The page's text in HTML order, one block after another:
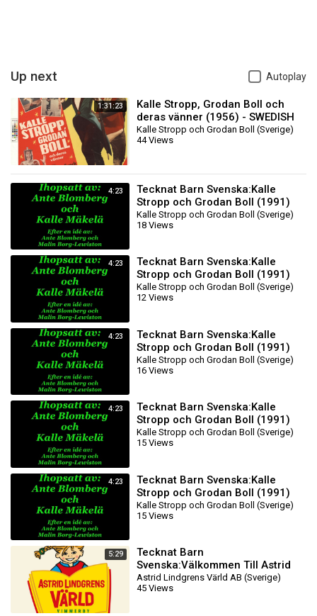
Up next Autoplay
1:31:23
Kalle Stropp, Grodan Boll och
deras vänner (1956) - SWEDISH
Kalle Stropp och Grodan Boll (Sverige)
44 Views
4:23
Tecknat Barn Svenska:Kalle
Stropp och Grodan Boll (1991)
DVDRIPPEN (Svenska)
Knattefilmen (4K)
Kalle Stropp och Grodan Boll (Sverige)
18 Views
4:23
Tecknat Barn Svenska:Kalle
Stropp och Grodan Boll (1991)
DVDRIPPEN (Svenska)
Knattefilmen (4D)
Kalle Stropp och Grodan Boll (Sverige)
12 Views
4:23
Tecknat Barn Svenska:Kalle
Stropp och Grodan Boll (1991)
DVDRIPPEN (Svenska)
Knattefilmen (3D)
Kalle Stropp och Grodan Boll (Sverige)
16 Views
4:23
Tecknat Barn Svenska:Kalle
Stropp och Grodan Boll (1991)
DVDRIPPEN (Svenska)
Knattefilmen (HD)
Kalle Stropp och Grodan Boll (Sverige)
15 Views
4:23
Tecknat Barn Svenska:Kalle
Stropp och Grodan Boll (1991)
DVDRIPPEN (Svenska)
Knattefilmen
Kalle Stropp och Grodan Boll (Sverige)
15 Views
5:29
Tecknat Barn
Svenska:Välkommen Till Astrid
Lindgrens Värld AB (1981-2024)
DVDRIPPEN (Svenska) Filmtr
Astrid Lindgrens Värld AB (Sverige)
45 Views